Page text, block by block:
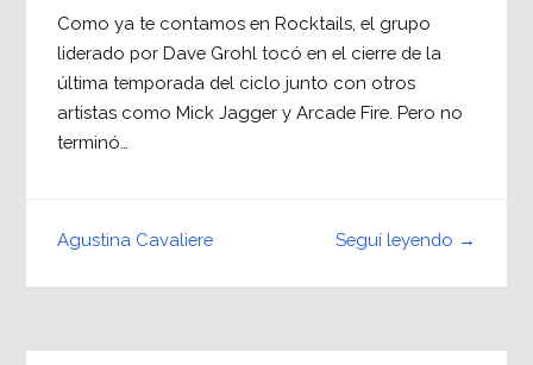
Como ya te contamos en Rocktails, el grupo
liderado por Dave Grohl tocó en el cierre de la
última temporada del ciclo junto con otros
artistas como Mick Jagger y Arcade Fire. Pero no
terminó…
Seguí leyendo →
Agustina Cavaliere